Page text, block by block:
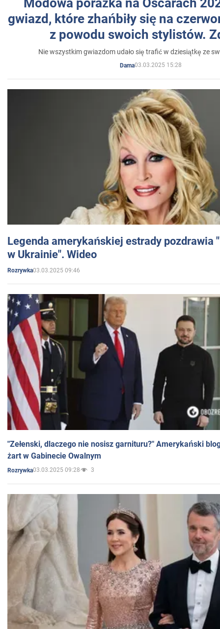
gwiazd, które zhańbiły się na
z powodu swoich stylistów.
Nie wszystkim gwiazdom udało się trafić w dziesiątkę ze
Dama03.03.2025 15:28
Legenda amerykańskiej estrady pozdrawia
w Ukrainie". Wideo
Rozrywka03.03.2025 09:46
"Zełenski, dlaczego nie nosisz garnituru?" Amerykański
żart w Gabinecie Owalnym
Rozrywka03.03.2025 09:28 3